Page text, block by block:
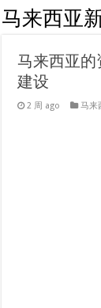
马来西亚
马来西亚
建设
2 周 ago 马来